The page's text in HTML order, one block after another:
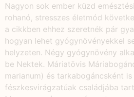
Nagyon sok ember küzd
rohanó, stresszes életmód
a cikkben ehhez szeretnék pár
hogyan lehet gyógynövényekkel
helyzeten. Négy gyógynövény
be Nektek. Máriatövis
marianum) és tarkabogáncsként
fészkesvirágzatúak családjába